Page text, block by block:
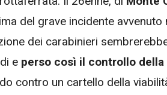
del grave incidente
dei carabinieri
e perso così il controllo della
contro un cartello della